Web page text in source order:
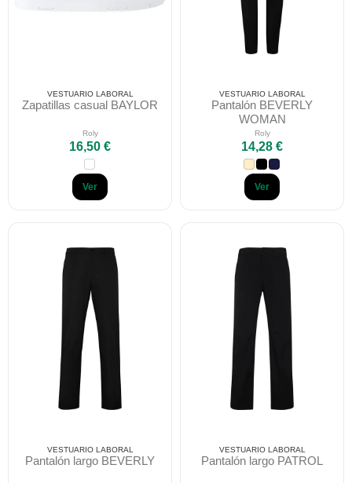
VESTUARIO LABORAL
Zapatillas casual BAYLOR
Roly
16,50 €
Ver
VESTUARIO LABORAL
Pantalón BEVERLY
WOMAN
Roly
14,28 €
Ver
VESTUARIO LABORAL
Pantalón largo BEVERLY
VESTUARIO LABORAL
Pantalón largo PATROL